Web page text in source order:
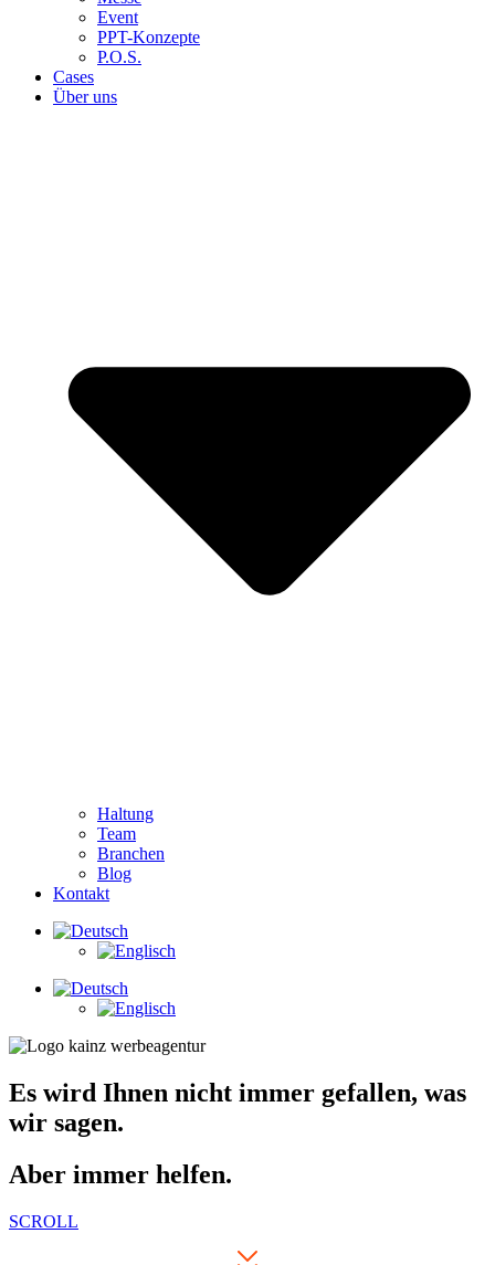
Event
PPT-Konzepte
P.O.S.
Cases
Über uns
Haltung
Team
Branchen
Blog
Kontakt
Es wird Ihnen nicht immer gefallen, was
wir sagen.
Aber immer helfen.
SCROLL